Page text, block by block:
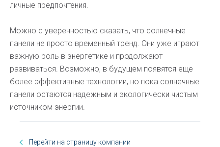
личные предпочтения.
Можно с уверенностью сказать, что солнечные
панели не просто временный тренд. Они уже играют
важную роль в энергетике и продолжают
развиваться. Возможно, в будущем появятся еще
более эффективные технологии, но пока солнечные
панели остаются надежным и экологически чистым
источником энергии.
Перейти на страницу компании